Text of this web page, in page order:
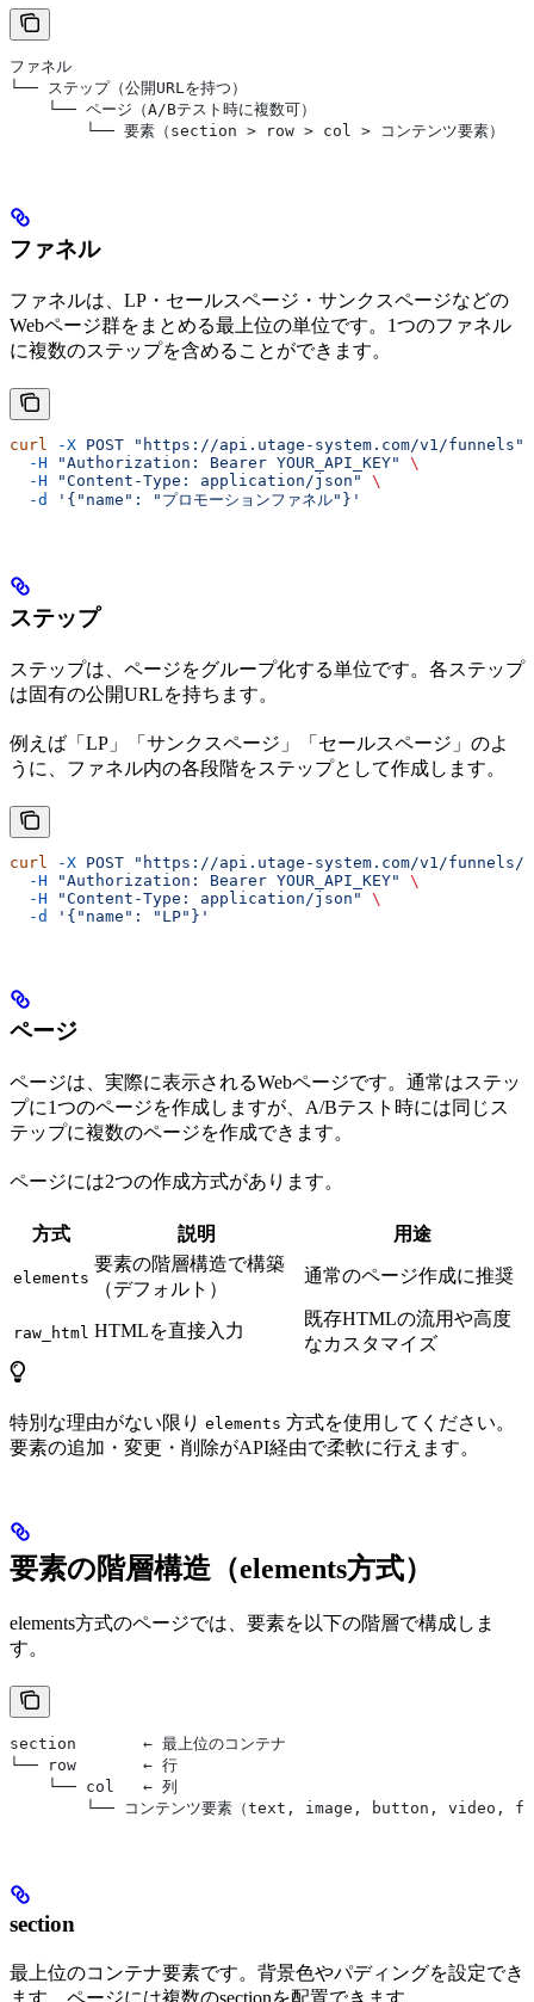
ファネル
└── ステップ（公開URLを持つ）
    └── ページ（A/Bテスト時に複数可）
        └── 要素（section > row > col > コンテンツ要素）
ファネル
ファネルは、LP・セールスページ・サンクスページなどの
Webページ群をまとめる最上位の単位です。1つのファネル
に複数のステップを含めることができます。
curl -X POST "https://api.utage-system.com/v1/funnels"
  -H
"Authorization: Bearer YOUR_API_KEY"
\
  -H
"Content-Type: application/json"
\
  -d
'{"name": "プロモーションファネル"}'
ステップ
ステップは、ページをグループ化する単位です。各ステップ
は固有の公開URLを持ちます。
例えば「LP」「サンクスページ」「セールスページ」のよ
うに、ファネル内の各段階をステップとして作成します。
curl -X POST "https://api.utage-system.com/v1/
  -H
"Authorization: Bearer YOUR_API_KEY"
\
  -H
"Content-Type: application/json"
\
  -d
'{"name": "LP"}'
ページ
ページは、実際に表示されるWebページです。通常はステッ
プに1つのページを作成しますが、A/Bテスト時には同じス
テップに複数のページを作成できます。
ページには2つの作成方式があります。
方式 説明 用途
elements
要素の階層構造で構築
（デフォルト）
通常のページ作成に推奨
raw_html HTMLを直接入力
既存HTMLの流用や高度
なカスタマイズ
特別な理由がない限り elements 方式を使用してください。
要素の追加・変更・削除がAPI経由で柔軟に行えます。
要素の階層構造（elements方式）
elements方式のページでは、要素を以下の階層で構成しま
す。
section       ← 最上位のコンテナ
└── row       ← 行
    └── col   ← 列
└── コンテンツ要素（text, image, button, video,
section
最上位のコンテナ要素です。背景色やパディングを設定でき
ます。ページには複数のsectionを配置できます。